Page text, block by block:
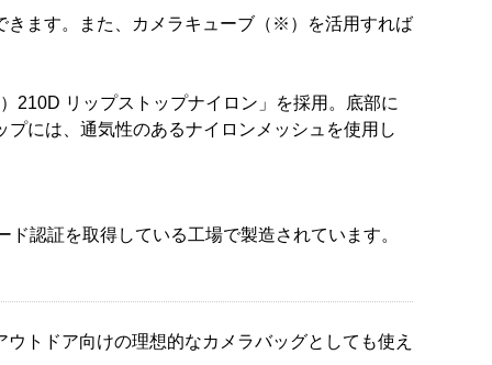
きます。また、カメラキューブ（※）を活用すれば
210D リップストップナイロン」を採用。底部に
には、通気性のあるナイロンメッシュを使用し
認証を取得している工場で製造されています。
トドア向けの理想的なカメラバッグとしても使え